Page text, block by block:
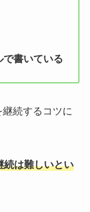
で書いている
継続するコツに
続は難しいとい